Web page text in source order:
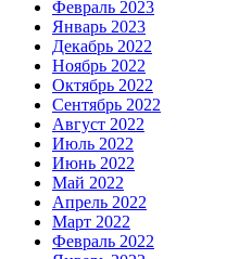
Февраль 2023
Январь 2023
Декабрь 2022
Ноябрь 2022
Октябрь 2022
Сентябрь 2022
Август 2022
Июль 2022
Июнь 2022
Май 2022
Апрель 2022
Март 2022
Февраль 2022